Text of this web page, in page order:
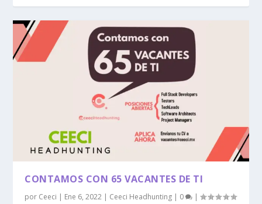
CONTAMOS CON 65 VACANTES DE TI
por Ceeci | Ene 6, 2022 | Ceeci Headhunting | 0 |